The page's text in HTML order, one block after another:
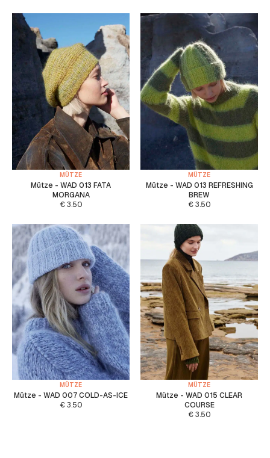
MÜTZE
Mütze - WAD 013 FATA
MORGANA
€3.50
MÜTZE
Mütze - WAD 013 REFRESHING
BREW
€3.50
MÜTZE
Mütze - WAD 007 COLD-AS-ICE
€3.50
MÜTZE
Mütze - WAD 015 CLEAR
COURSE
€3.50